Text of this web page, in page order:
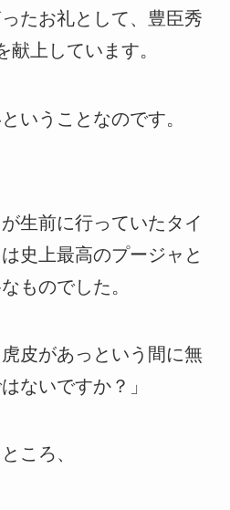
たお礼として、豊臣秀
上しています。
いうことなのです。
生前に行っていたタイ
史上最高のプージャと
ものでした。
皮があっという間に無
ないですか？」
ころ、